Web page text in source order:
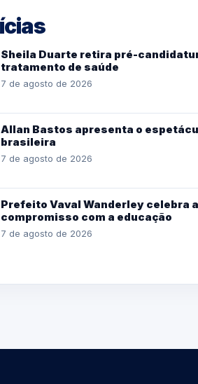
Sheila Duarte retira pré-
tratamento de saúde
7 de agosto de 2026
Allan Bastos apresenta o
brasileira
7 de agosto de 2026
Prefeito Vaval Wanderley celebra
compromisso com a educação
7 de agosto de 2026